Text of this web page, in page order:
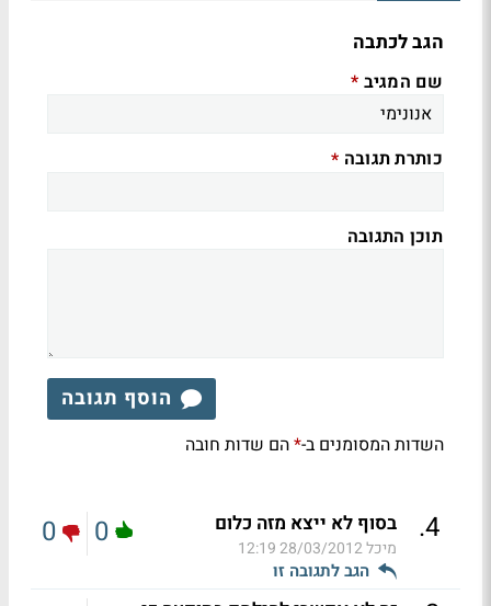
הגב לכתבה
שם המגיב *
כותרת תגובה *
תוכן התגובה
הוסף תגובה
השדות המסומנים ב-*הם שדות חובה
4
. בסוף לא ייצא מזה כלום
מיכל28/03/2012 12:19
הגב לתגובה זו
0
0